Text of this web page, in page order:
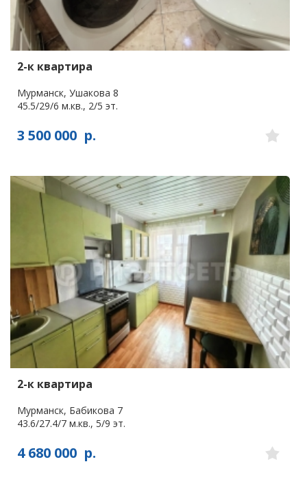
2-к квартира
Мурманск, Ушакова 8
45.5/29/6 м.кв., 2/5 эт.
3 500 000 р.
2-к квартира
Мурманск, Бабикова 7
43.6/27.4/7 м.кв., 5/9 эт.
4 680 000 р.